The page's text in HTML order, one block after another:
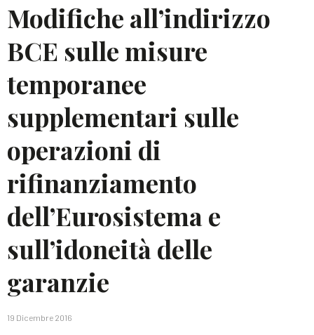
Modifiche all’indirizzo
BCE sulle misure
temporanee
supplementari sulle
operazioni di
rifinanziamento
dell’Eurosistema e
sull’idoneità delle
garanzie
19 Dicembre 2016